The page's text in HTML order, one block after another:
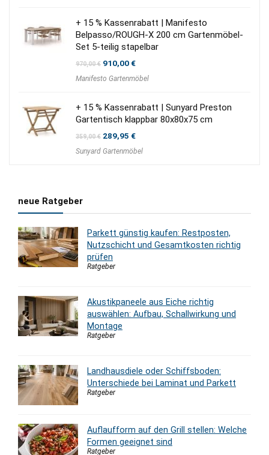
+ 15 % Kassenrabatt | Manifesto
Belpasso/ROUGH-X 200 cm Gartenmöbel-
Set 5-teilig stapelbar
970,00€ Ursprünglicher
war:
910,00€Aktueller
ist:
Manifesto Gartenmöbel
+ 15 % Kassenrabatt | Sunyard Preston
Gartentisch klappbar 80x80x75 cm
359,00€ Ursprünglicher
war:
289,95 €Aktueller
ist:
Sunyard Gartenmöbel
neue Ratgeber
Parkett günstig kaufen: Restposten,
Nutzschicht und Gesamtkosten richtig
prüfen
Ratgeber
Akustikpaneele aus Eiche richtig
auswählen: Aufbau, Schallwirkung und
Montage
Ratgeber
Landhausdiele oder Schiffsboden:
Unterschiede bei Laminat und Parkett
Ratgeber
Auflaufform auf den Grill stellen: Welche
Formen geeignet sind
Ratgeber